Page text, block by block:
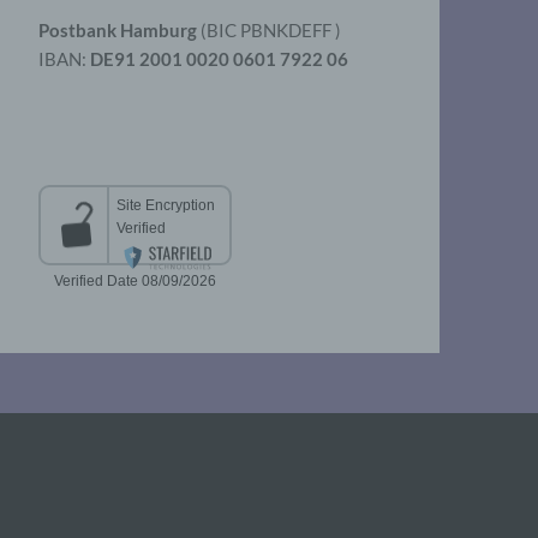
Postbank Hamburg (BIC PBNKDEFF )
IBAN: DE91 2001 0020 0601 7922 06